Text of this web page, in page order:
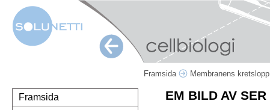
Framsida Membranens kretslopp
Framsida
EM BILD AV SER